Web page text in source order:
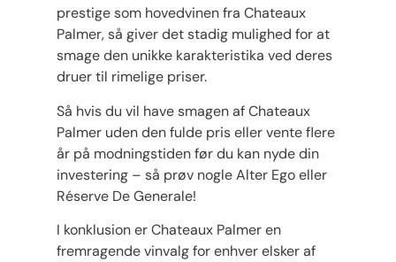
prestige som hovedvinen fra Chateaux
Palmer, så giver det stadig mulighed for at
smage den unikke karakteristika ved deres
druer til rimelige priser.
Så hvis du vil have smagen af ​​Chateaux
Palmer uden den fulde pris eller vente flere
år på modningstiden før du kan nyde din
investering – så prøv nogle Alter Ego eller
Réserve De Generale!
I konklusion er Chateaux Palmer en
fremragende vinvalg for enhver elsker af